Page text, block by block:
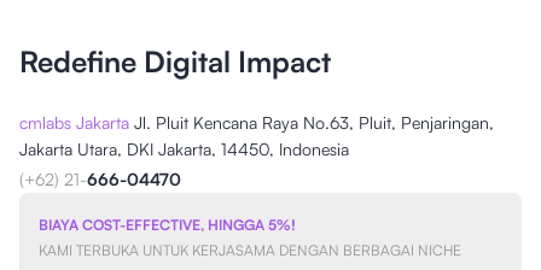
Redefine Digital Impact
cmlabs Jakarta Jl. Pluit Kencana Raya No.63, Pluit, Penjaringan,
Jakarta Utara, DKI Jakarta, 14450, Indonesia
(+62) 21-666-04470
BIAYA COST-EFFECTIVE, HINGGA 5%!
KAMI TERBUKA UNTUK KERJASAMA DENGAN BERBAGAI NICHE